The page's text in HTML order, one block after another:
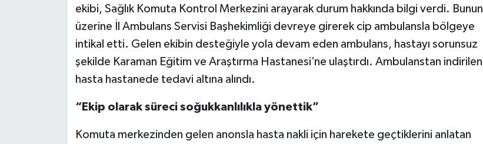
ekibi, Sağlık Komuta Kontrol Merkezini arayarak durum hakkında bilgi verdi. Bunun
üzerine İl Ambulans Servisi Başhekimliği devreye girerek cip ambulansla bölgeye
intikal etti. Gelen ekibin desteğiyle yola devam eden ambulans, hastayı sorunsuz
şekilde Karaman Eğitim ve Araştırma Hastanesi’ne ulaştırdı. Ambulanstan indirilen
hasta hastanede tedavi altına alındı.
“Ekip olarak süreci soğukkanlılıkla yönettik”
Komuta merkezinden gelen anonsla hasta nakli için harekete geçtiklerini anlatan